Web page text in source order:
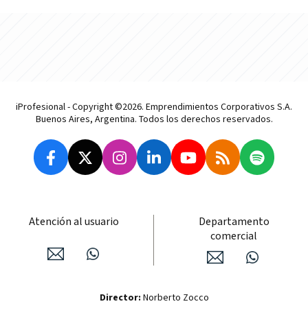
iProfesional - Copyright ©2026. Emprendimientos Corporativos S.A.
Buenos Aires, Argentina. Todos los derechos reservados.
Atención al usuario
Departamento
comercial
Director: Norberto Zocco